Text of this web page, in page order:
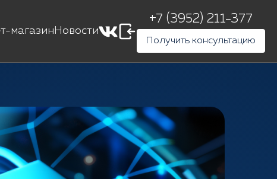
магазин Новости
+7 (3952) 211-377
Получить консультацию